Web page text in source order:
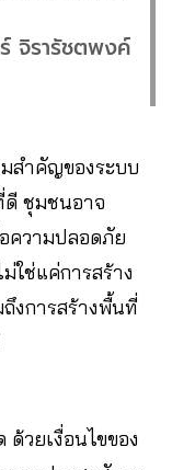
จิรารัชตพงค์
สำคัญของระบบ
ดี ชุมชนอาจ
ความปลอดภัย
ใช่แค่การสร้าง
งการสร้างพื้นที่
วยเงื่อนไขของ